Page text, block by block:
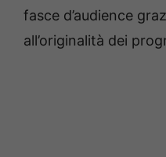
fasce d’audience
all’originalità dei